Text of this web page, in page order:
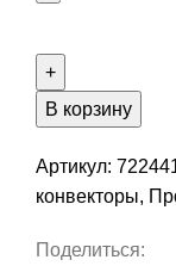
В корзину
Артикул:
конвекторы,
Поделиться: